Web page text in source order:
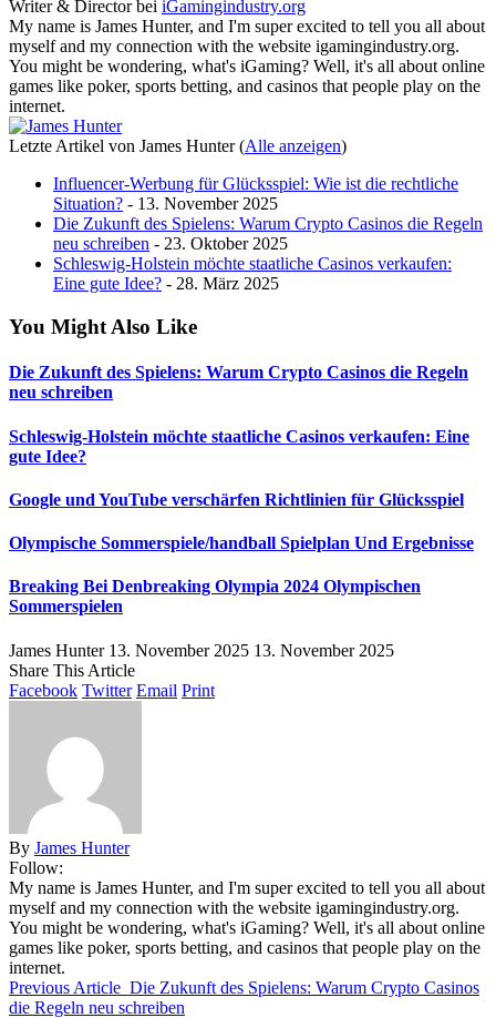
Writer & Directorbei iGamingindustry.org
My name is James Hunter, and I'm super excited to tell you all about
myself and my connection with the website igamingindustry.org.
You might be wondering, what's iGaming? Well, it's all about online
games like poker, sports betting, and casinos that people play on the
internet.
Letzte Artikel von James Hunter(Alle anzeigen)
Influencer-Werbung für Glücksspiel: Wie ist die rechtliche
Situation? - 13. November 2025
Die Zukunft des Spielens: Warum Crypto Casinos die Regeln
neu schreiben - 23. Oktober 2025
Schleswig-Holstein möchte staatliche Casinos verkaufen:
Eine gute Idee? - 28. März 2025
You Might Also Like
Die Zukunft des Spielens: Warum Crypto Casinos die Regeln
neu schreiben
Schleswig-Holstein möchte staatliche Casinos verkaufen: Eine
gute Idee?
Google und YouTube verschärfen Richtlinien für Glücksspiel
Olympische Sommerspiele/handball Spielplan Und Ergebnisse
Breaking Bei Denbreaking Olympia 2024 Olympischen
Sommerspielen
James Hunter 13. November 2025 13. November 2025
Share This Article
Facebook Twitter Email Print
By James Hunter
Follow:
My name is James Hunter, and I'm super excited to tell you all about
myself and my connection with the website igamingindustry.org.
You might be wondering, what's iGaming? Well, it's all about online
games like poker, sports betting, and casinos that people play on the
internet.
Previous Article Die Zukunft des Spielens: Warum Crypto Casinos
die Regeln neu schreiben